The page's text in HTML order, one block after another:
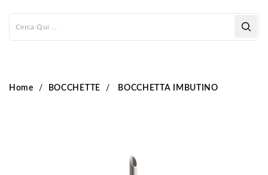
Home BOCCHETTE BOCCHETTA IMBUTINO